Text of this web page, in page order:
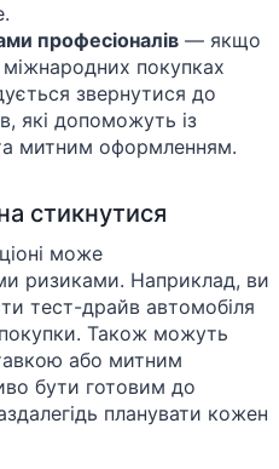
професіоналів — якщо
покупках
звернутися до
які допоможуть із
митним оформленням.
стикнутися
може
ризиками. Наприклад, ви
тест-драйв автомобіля
Також можуть
або митним
бути готовим до
планувати кожен